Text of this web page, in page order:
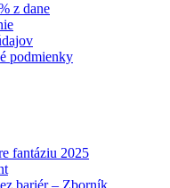
z dane
podmienky
fantáziu 2025